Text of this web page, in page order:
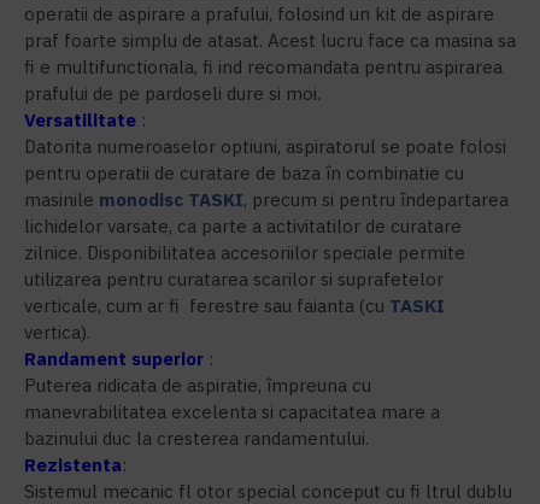
operatii de aspirare a prafului, folosind un kit de aspirare
praf foarte simplu de atasat. Acest lucru face ca masina sa
fi e multifunctionala, fi ind recomandata pentru aspirarea
prafului de pe pardoseli dure si moi.
Versatilitate :
Datorita numeroaselor optiuni, aspiratorul se poate folosi
pentru operatii de curatare de baza în combinatie cu
masinile monodisc TASKI, precum si pentru îndepartarea
lichidelor varsate, ca parte a activitatilor de curatare
zilnice. Disponibilitatea accesoriilor speciale permite
utilizarea pentru curatarea scarilor si suprafetelor
verticale, cum ar fi ferestre sau faianta (cu TASKI
vertica).
Randament superior :
Puterea ridicata de aspiratie, împreuna cu
manevrabilitatea excelenta si capacitatea mare a
bazinului duc la cresterea randamentului.
Rezistenta:
Sistemul mecanic fl otor special conceput cu fi ltrul dublu